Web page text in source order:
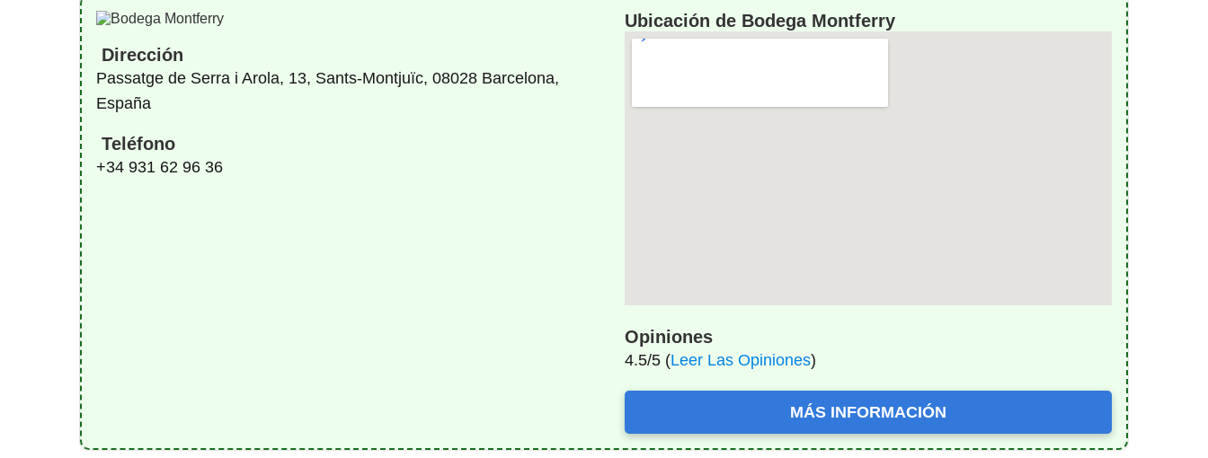
Dirección
Passatge de Serra i Arola, 13, Sants-Montjuïc, 08028 Barcelona,
España
Teléfono
+34 931 62 96 36
Ubicación de Bodega Montferry
Opiniones
4.5/5 (Leer Las Opiniones)
MÁS INFORMACIÓN